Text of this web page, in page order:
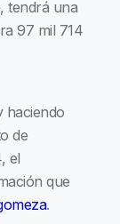
, tendrá una
97 mil 714
haciendo
de
el
que
.